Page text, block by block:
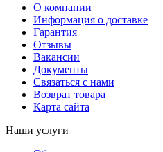
О компании
Информация о доставке
Гарантия
Отзывы
Вакансии
Документы
Связаться с нами
Возврат товара
Карта сайта
Наши услуги